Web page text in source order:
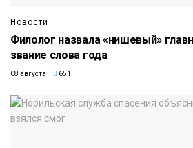
Новости
Филолог назвала «нишевый»
звание слова года
08 августа 651